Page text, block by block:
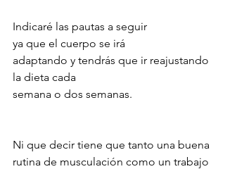
Indicaré las pautas a seguir
ya que el cuerpo se irá
adaptando y tendrás que ir reajustando
la dieta cada
semana o dos semanas.
Ni que decir tiene que tanto una buena
rutina de musculación como un trabajo